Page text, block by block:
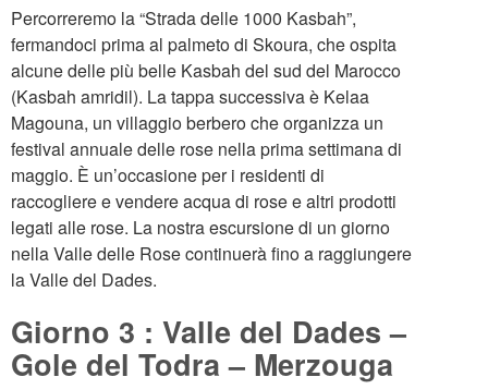
Percorreremo la “Strada delle 1000 Kasbah”,
fermandoci prima al palmeto di Skoura, che ospita
alcune delle più belle Kasbah del sud del Marocco
(Kasbah amridil). La tappa successiva è Kelaa
Magouna, un villaggio berbero che organizza un
festival annuale delle rose nella prima settimana di
maggio. È un’occasione per i residenti di
raccogliere e vendere acqua di rose e altri prodotti
legati alle rose. La nostra escursione di un giorno
nella Valle delle Rose continuerà fino a raggiungere
la Valle del Dades.
Giorno 3 : Valle del Dades –
Gole del Todra – Merzouga